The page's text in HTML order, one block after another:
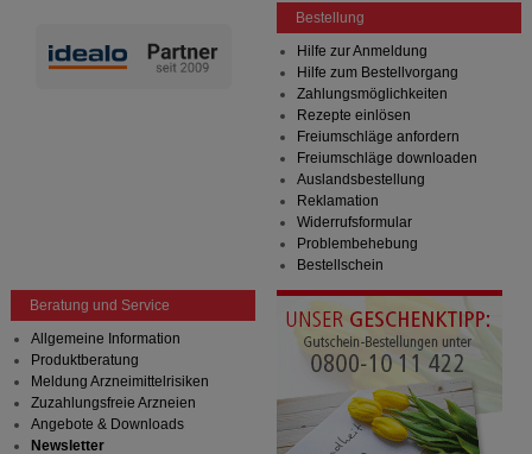
Bestellung
Hilfe zur Anmeldung
Hilfe zum Bestellvorgang
Zahlungsmöglichkeiten
Rezepte einlösen
Freiumschläge anfordern
Freiumschläge downloaden
Auslandsbestellung
Reklamation
Widerrufsformular
Problembehebung
Bestellschein
Beratung und Service
Allgemeine Information
Produktberatung
Meldung Arzneimittelrisiken
Zuzahlungsfreie Arzneien
Angebote & Downloads
Newsletter